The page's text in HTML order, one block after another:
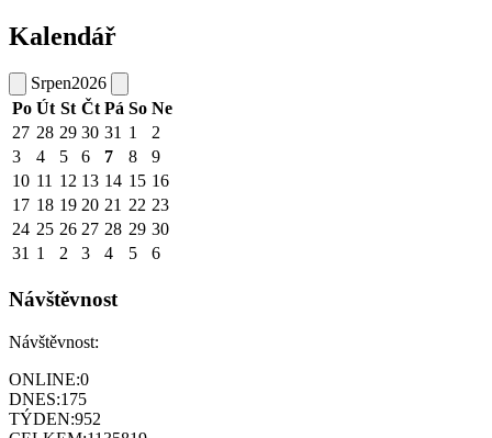
Kalendář
Srpen2026
Po Út St Čt Pá So Ne
27 28 29 30 31 1
2
3
4 5 6 7 8
9
10 11 12 13 14 15 16
17 18 19 20 21 22 23
24 25 26 27 28 29 30
31 1 2 3 4 5 6
Návštěvnost
Návštěvnost:
ONLINE:0
DNES:175
TÝDEN:952